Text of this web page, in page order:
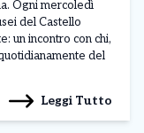
Ogni mercoledì
del Castello
un incontro con chi,
del
Leggi Tutto